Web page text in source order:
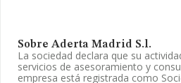
Sobre Aderta Madrid S.l.
La sociedad declara que su
servicios de asesoramiento y
empresa está registrada como